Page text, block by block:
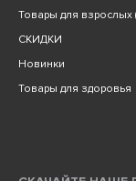
Товары для взрослых
СКИДКИ
Новинки
Товары для здоровья